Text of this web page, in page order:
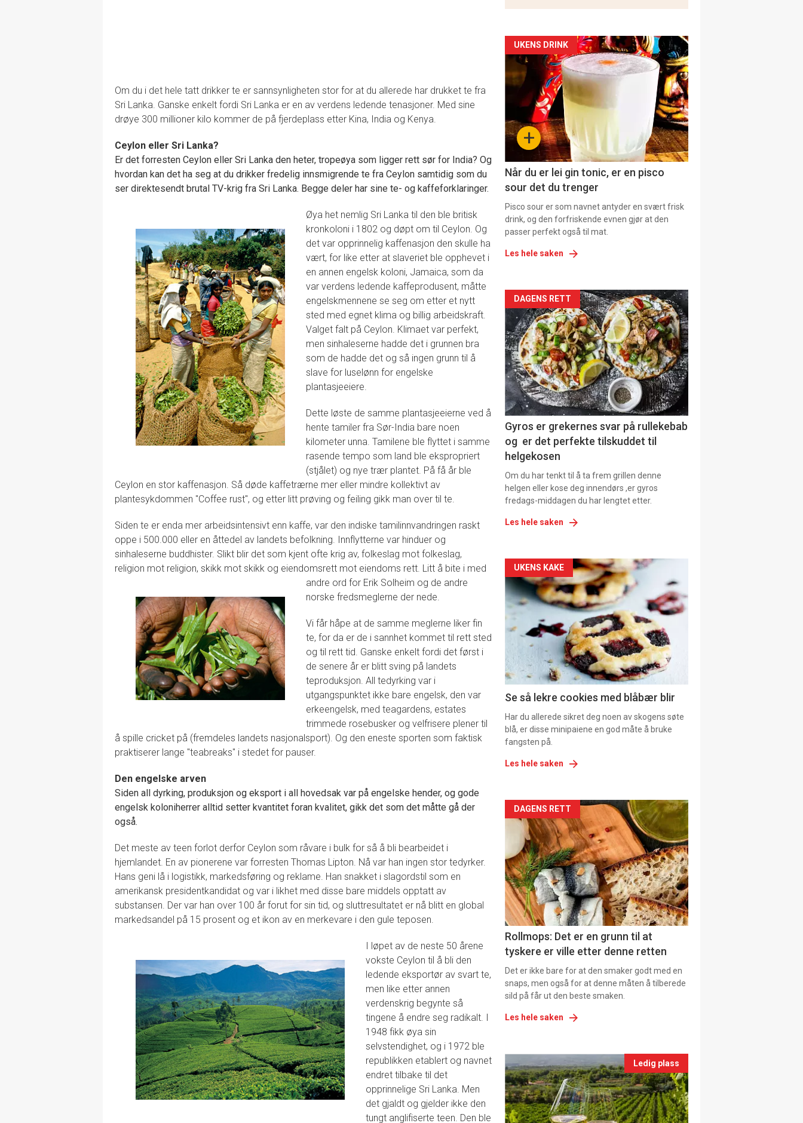
Om du i det hele tatt drikker te er sannsynligheten stor for at du allerede har drukket te fra
Sri Lanka. Ganske enkelt fordi Sri Lanka er en av verdens ledende tenasjoner. Med sine
drøye 300 millioner kilo kommer de på fjerdeplass etter Kina, India og Kenya.
Ceylon eller Sri Lanka?
Er det forresten Ceylon eller Sri Lanka den heter, tropeøya som ligger rett sør for India? Og
hvordan kan det ha seg at du drikker fredelig innsmigrende te fra Ceylon samtidig som du
ser direktesendt brutal TV-krig fra Sri Lanka. Begge deler har sine te- og kaffeforklaringer.
Øya het nemlig Sri Lanka til den ble britisk
kronkoloni i 1802 og døpt om til Ceylon. Og
det var opprinnelig kaffenasjon den skulle ha
vært, for like etter at slaveriet ble opphevet i
en annen engelsk koloni, Jamaica, som da
var verdens ledende kaffeprodusent, måtte
engelskmennene se seg om etter et nytt
sted med egnet klima og billig arbeidskraft.
Valget falt på Ceylon. Klimaet var perfekt,
men sinhaleserne hadde det i grunnen bra
som de hadde det og så ingen grunn til å
slave for luselønn for engelske
plantasjeeiere.
Dette løste de samme plantasjeeierne ved å
hente tamiler fra Sør-India bare noen
kilometer unna. Tamilene ble flyttet i samme
rasende tempo som land ble ekspropriert
(stjålet) og nye trær plantet. På få år ble
Ceylon en stor kaffenasjon. Så døde kaffetrærne mer eller mindre kollektivt av
plantesykdommen "Coffee rust", og etter litt prøving og feiling gikk man over til te.
Siden te er enda mer arbeidsintensivt enn kaffe, var den indiske tamilinnvandringen raskt
oppe i 500.000 eller en åttedel av landets befolkning. Innflytterne var hinduer og
sinhaleserne buddhister. Slikt blir det som kjent ofte krig av, folkeslag mot folkeslag,
religion mot religion, skikk mot skikk og eiendomsrett mot eiendoms rett. Litt å bite i med
andre ord for Erik Solheim og de andre
norske fredsmeglerne der nede.
Vi får håpe at de samme meglerne liker fin
te, for da er de i sannhet kommet til rett sted
og til rett tid. Ganske enkelt fordi det først i
de senere år er blitt sving på landets
teproduksjon. All tedyrking var i
utgangspunktet ikke bare engelsk, den var
erkeengelsk, med teagardens, estates
trimmede rosebusker og velfrisere plener til
å spille cricket på (fremdeles landets nasjonalsport). Og den eneste sporten som faktisk
praktiserer lange "teabreaks" i stedet for pauser.
Den engelske arven
Siden all dyrking, produksjon og eksport i all hovedsak var på engelske hender, og gode
engelsk koloniherrer alltid setter kvantitet foran kvalitet, gikk det som det måtte gå der
også.
Det meste av teen forlot derfor Ceylon som råvare i bulk for så å bli bearbeidet i
hjemlandet. En av pionerene var forresten Thomas Lipton. Nå var han ingen stor tedyrker.
Hans geni lå i logistikk, markedsføring og reklame. Han snakket i slagordstil som en
amerikansk presidentkandidat og var i likhet med disse bare middels opptatt av
substansen. Der var han over 100 år forut for sin tid, og sluttresultatet er nå blitt en global
markedsandel på 15 prosent og et ikon av en merkevare i den gule teposen.
I løpet av de neste 50 årene
vokste Ceylon til å bli den
ledende eksportør av svart te,
men like etter annen
verdenskrig begynte så
tingene å endre seg radikalt. I
1948 fikk øya sin
selvstendighet, og i 1972 ble
republikken etablert og navnet
endret tilbake til det
opprinnelige Sri Lanka. Men
det gjaldt og gjelder ikke den
tungt anglifiserte teen. Den ble
Artikler
detail
section
11+
UKENS DRINK
Når du er lei gin tonic, er en pisco
sour det du trenger
Pisco sour er som navnet antyder en svært frisk
drink, og den forfriskende evnen gjør at den
passer perfekt også til mat.
Les hele saken
Artikler
detail
-
section
11
Dagens
rett
DAGENS RETT
Gyros er grekernes svar på rullekebab
og er det perfekte tilskuddet til
helgekosen
Om du har tenkt til å ta frem grillen denne
helgen eller kose deg innendørs ,er gyros
fredags-middagen du har lengtet etter.
Les hele saken
Artikler
detail
-
section
11
Dagens
rett
2
UKENS KAKE
Se så lekre cookies med blåbær blir
Har du allerede sikret deg noen av skogens søte
blå, er disse minipaiene en god måte å bruke
fangsten på.
Les hele saken
Artikler
detail
-
section
11
Ukens
vin
DAGENS RETT
Rollmops: Det er en grunn til at
tyskere er ville etter denne retten
Det er ikke bare for at den smaker godt med en
snaps, men også for at denne måten å tilberede
sild på får ut den beste smaken.
Les hele saken
Events
single
Ledig plass